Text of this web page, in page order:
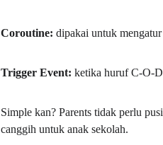
Coroutine: dipakai untuk
Trigger Event: ketika huruf C-O-
Simple kan? Parents tidak perlu
canggih untuk anak sekolah.